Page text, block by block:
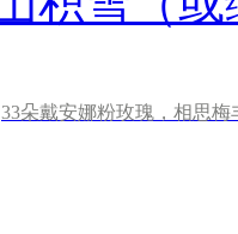
33朵戴安娜粉玫瑰，相思